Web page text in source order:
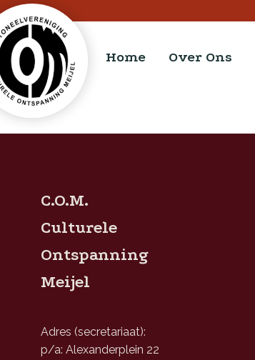
Home Over Ons
C.O.M.
Culturele
Ontspanning
Meijel
Adres (secretariaat):
p/a: Alexanderplein 22